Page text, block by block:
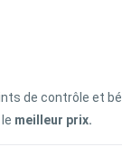
de contrôle et
meilleur prix.